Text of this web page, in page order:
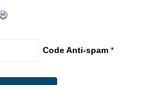
Code Anti-spam *